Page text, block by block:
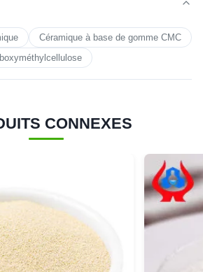
Céramique à base de gomme CMC
CONNEXES